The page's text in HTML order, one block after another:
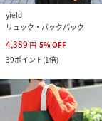
yield
リュック・バックパック
4,389 円 5%OFF
39ポイント(1倍)